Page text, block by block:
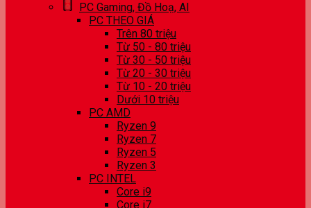
PC Gaming, Đồ Hoạ, AI
PC THEO GIÁ
Trên 80 triệu
Từ 50 - 80 triệu
Từ 30 - 50 triệu
Từ 20 - 30 triệu
Từ 10 - 20 triệu
Dưới 10 triệu
PC AMD
Ryzen 9
Ryzen 7
Ryzen 5
Ryzen 3
PC INTEL
Core i9
Core i7